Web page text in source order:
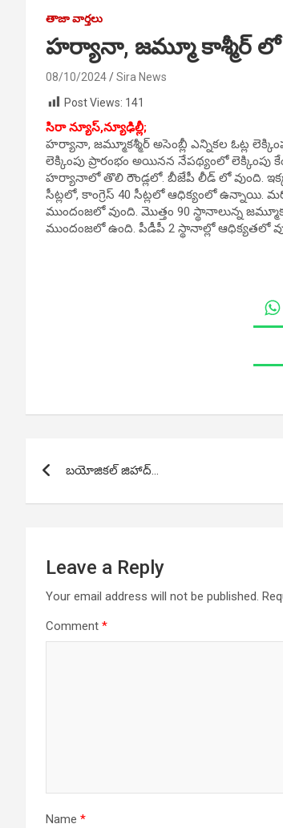
తాజా వార్తలు
హర్యానా, జమ్మూ కాశ్మీర్ లో
08/10/2024
Sira News
Post Views: 141
సిరా న్యూస్,న్యూఢిల్లీ;
హర్యానా, జమ్మూకశ్మీర్ అసెంబ్లీ ఎన్నికల ఓట్ల
లెక్కింపు ప్రారంభం అయినన నేపథ్యంలో లెక్కింపు
హర్యానాలో తొలి రౌండ్లలో. బీజేపీ లీడ్ లో వుంది.
సీట్లలో, కాంగ్రెస్ 40 సీట్లలో ఆధిక్యంలో ఉన్నాయి.
ముందంజలో వుంది. మొత్తం 90 స్థానాలున్న
ముందంజలో ఉంది. పీడీపీ 2 స్థానాల్లో ఆధిక్యతలో
navigation
బయోజికల్ జిహాద్…
Leave a Reply
Your email address will not be published.
Comment *
Name *